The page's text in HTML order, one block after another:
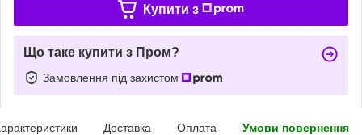
Купити з
Що таке купити з Пром?
Замовлення під захистом
Доставка Оплата Умови повернення